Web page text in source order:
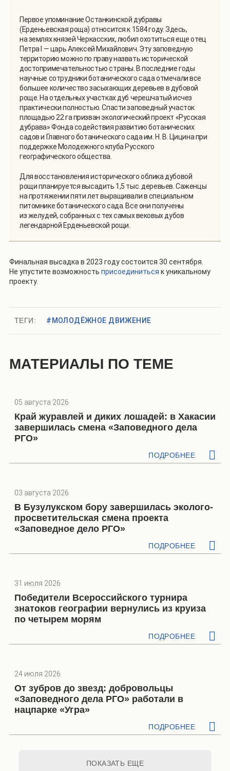
Первое упоминание Останкинской дубравы
(Ерденьевская роща) относится к 1584 году. Здесь,
на землях князей Черкасских, любил охотиться еще отец
Петра I — царь Алексей Михайлович. Эту заповедную
территорию можно по праву назвать исторической
достопримечательностью страны. В последние годы
научные сотрудники ботанического сада отмечали все
большее количество засыхающих деревьев в дубовой
роще. На отдельных участках дуб черешчатый исчез
практически полностью. Спасти заповедный участок
площадью 22 га призван экологический проект «Русская
дубрава» Фонда содействия развитию ботанических
садов и Главного ботанического сада им. Н. В. Цицина при
поддержке Молодежного клуба Русского
географического общества.
Для восстановления исторического облика дубовой
рощи планируется высадить 1,5 тыс. деревьев. Саженцы
на протяжении пяти лет выращивали в специальном
питомнике ботанического сада. Все они получены
из желудей, собранных с тех самых вековых дубов
легендарной Ерденьевской рощи.
Финальная высадка в 2023 году состоится 30 сентября.
Не упустите возможность присоединиться к уникальному
проекту.
ТЕГИ: #МОЛОДЁЖНОЕ ДВИЖЕНИЕ
МАТЕРИАЛЫ ПО ТЕМЕ
05 августа 2026
Край журавлей и диких лошадей: в Хакасии
завершилась смена «Заповедного дела
РГО»
ПОДРОБНЕЕ
03 августа 2026
В Бузулукском бору завершилась эколого-
просветительская смена проекта
«Заповедное дело РГО»
ПОДРОБНЕЕ
31 июля 2026
Победители Всероссийского турнира
знатоков географии вернулись из круиза
по четырем морям
ПОДРОБНЕЕ
24 июля 2026
От зубров до звезд: добровольцы
«Заповедного дела РГО» работали в
нацпарке «Угра»
ПОДРОБНЕЕ
ПОКАЗАТЬ ЕЩЕ